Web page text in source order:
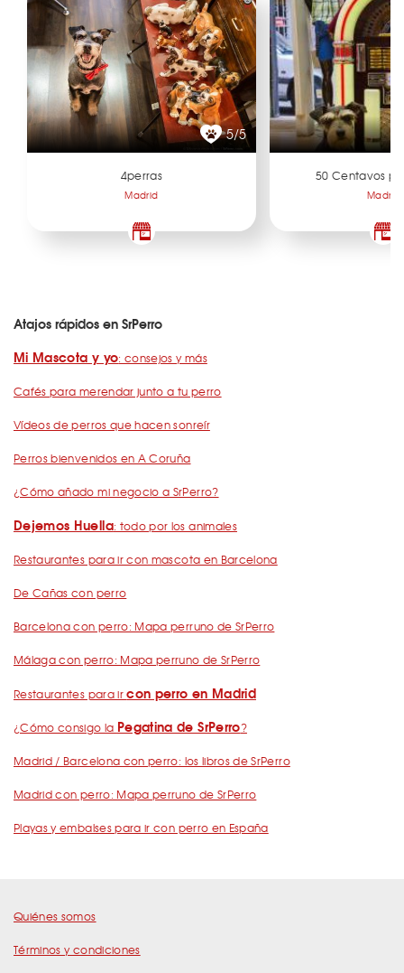
5/5
4perras
Madrid
50 Centavos
Madrid
Atajos rápidos en SrPerro
Mi Mascota y yo: consejos y más
Cafés para merendar junto a tu perro
Vídeos de perros que hacen sonreír
Perros bienvenidos en A Coruña
¿Cómo añado mi negocio a SrPerro?
Dejemos Huella: todo por los animales
Restaurantes para ir con mascota en Barcelona
De Cañas con perro
Barcelona con perro: Mapa perruno de SrPerro
Málaga con perro: Mapa perruno de SrPerro
Restaurantes para ircon perro en Madrid
¿Cómo consigo la Pegatina de SrPerro?
Madrid / Barcelona con perro: los libros de SrPerro
Madrid con perro: Mapa perruno de SrPerro
Playas y embalses para ir con perro en España
Quiénes somos
Términos y condiciones